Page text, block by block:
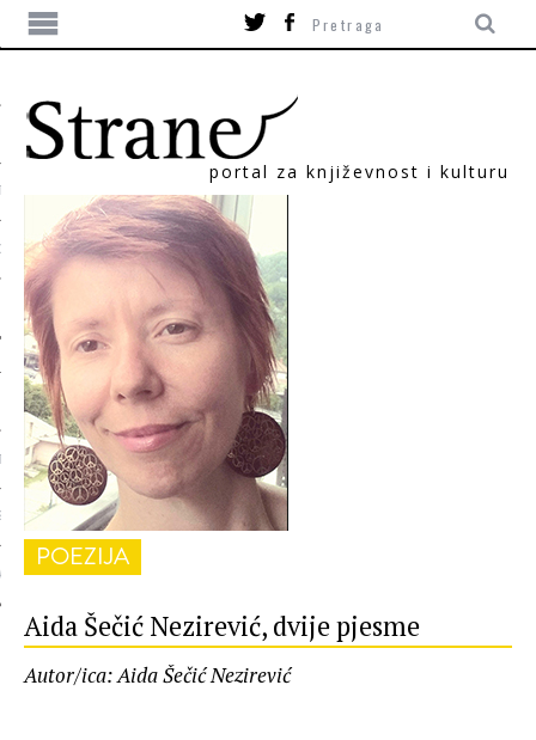
portal za književnost i kulturu
POEZIJA
Aida Šečić Nezirević, dvije pjesme
Autor/ica: Aida Šečić Nezirević